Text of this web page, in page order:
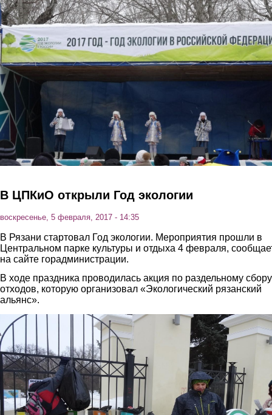
Перейти к основному содержанию
В ЦПКиО открыли Год экологии
воскресенье, 5 февраля, 2017 - 14:35
В Рязани стартовал Год экологии. Мероприятия прошли в
Центральном парке культуры и отдыха 4 февраля,
на сайте горадминистрации.
В ходе праздника проводилась акция по раздельному сбору
отходов, которую организовал «Экологический рязанский
альянс».
2.png